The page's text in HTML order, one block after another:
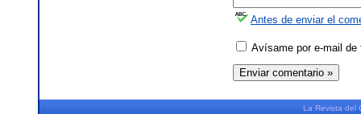
Antes de enviar el
Avísame por e-mail de
La Revista del